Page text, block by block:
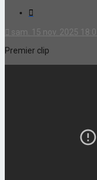
sam. 15 nov. 2025
Premier clip